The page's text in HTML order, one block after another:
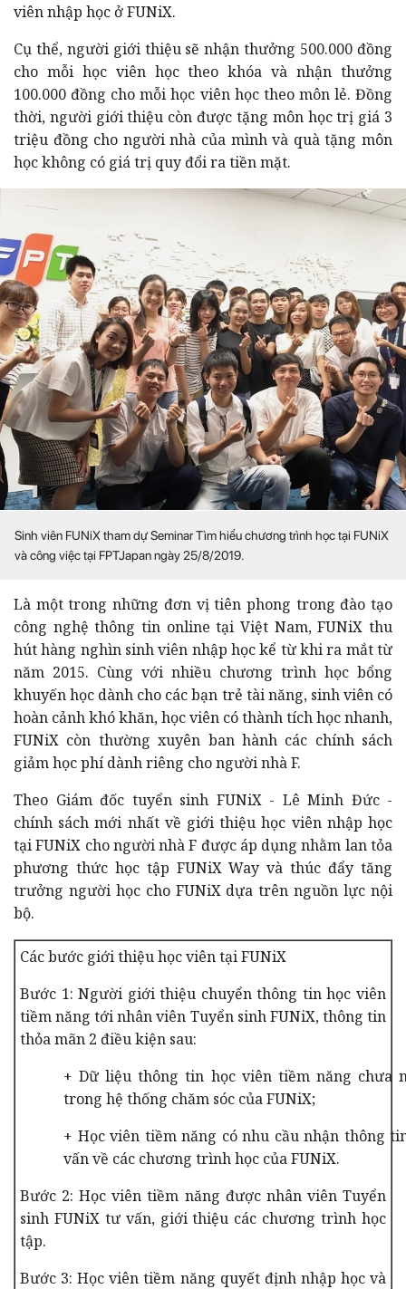
viên nhập học ở FUNiX.
Cụ thể, người giới thiệu sẽ nhận thưởng 500.000 đồng
cho mỗi học viên học theo khóa và nhận thưởng
100.000 đồng cho mỗi học viên học theo môn lẻ. Đồng
thời, người giới thiệu còn được tặng môn học trị giá 3
triệu đồng cho người nhà của mình và quà tặng môn
học không có giá trị quy đổi ra tiền mặt.
Sinh viên FUNiX tham dự Seminar Tìm hiểu chương trình học tại FUNiX
và công việc tại FPTJapan ngày 25/8/2019.
Là một trong những đơn vị tiên phong trong đào tạo
công nghệ thông tin online tại Việt Nam, FUNiX thu
hút hàng nghìn sinh viên nhập học kể từ khi ra mắt từ
năm 2015. Cùng với nhiều chương trình học bổng
khuyến học dành cho các bạn trẻ tài năng, sinh viên có
hoàn cảnh khó khăn, học viên có thành tích học nhanh,
FUNiX còn thường xuyên ban hành các chính sách
giảm học phí dành riêng cho người nhà F.
Theo Giám đốc tuyển sinh FUNiX - Lê Minh Đức -
chính sách mới nhất về giới thiệu học viên nhập học
tại FUNiX cho người nhà F được áp dụng nhằm lan tỏa
phương thức học tập FUNiX Way và thúc đẩy tăng
trưởng người học cho FUNiX dựa trên nguồn lực nội
bộ.
Các bước giới thiệu học viên tại FUNiX
Bước 1: Người giới thiệu chuyển thông tin học viên
tiềm năng tới nhân viên Tuyển sinh FUNiX, thông tin
thỏa mãn 2 điều kiện sau:
+ Dữ liệu thông tin học viên tiềm năng chưa
trong hệ thống chăm sóc của FUNiX;
+ Học viên tiềm năng có nhu cầu nhận thông
vấn về các chương trình học của FUNiX.
Bước 2: Học viên tiềm năng được nhân viên Tuyển
sinh FUNiX tư vấn, giới thiệu các chương trình học
tập.
Bước 3: Học viên tiềm năng quyết định nhập học và